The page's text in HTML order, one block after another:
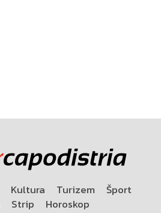
Kultura Turizem
Šport
Strip Horoskop